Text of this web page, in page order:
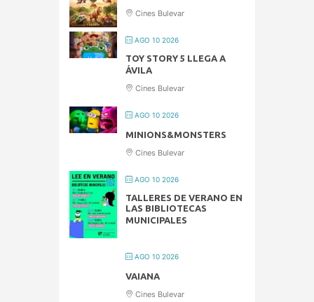
Cines Bulevar
AGO 10 2026
TOY STORY 5 LLEGA A
ÁVILA
Cines Bulevar
AGO 10 2026
MINIONS&MONSTERS
Cines Bulevar
AGO 10 2026
TALLERES DE VERANO EN
LAS BIBLIOTECAS
MUNICIPALES
AGO 10 2026
VAIANA
Cines Bulevar